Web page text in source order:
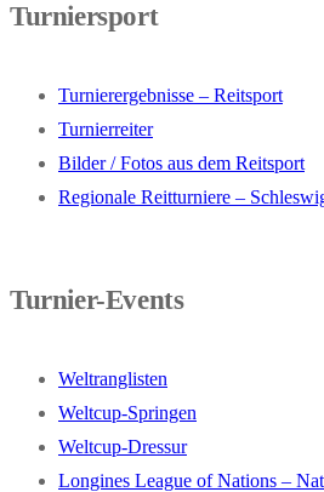
Turniersport
Turnierergebnisse – Reitsport
Turnierreiter
Bilder / Fotos aus dem Reitsport
Regionale Reitturniere –
Turnier-Events
Weltranglisten
Weltcup-Springen
Weltcup-Dressur
Longines League of Nations –